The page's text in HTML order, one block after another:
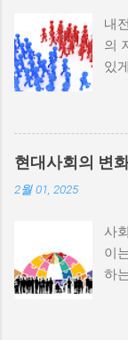
내
의
있
정
내
한
위
적
증
한
역
현대사회의 변
2월 01, 2025
사
이
하
탐